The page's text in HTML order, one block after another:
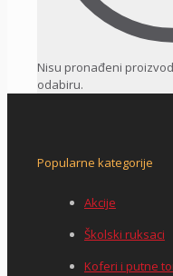
Nisu pronađeni
odabiru.
Popularne kategorije
Akcije
Školski ruksaci
Koferi i putne